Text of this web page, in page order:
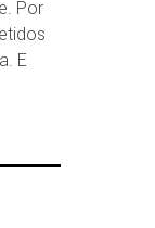
Por
E